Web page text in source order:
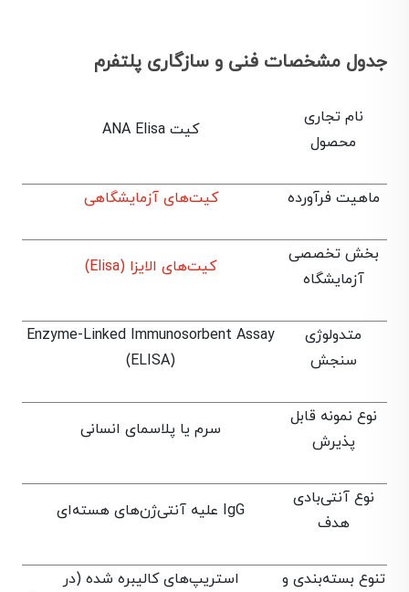
جدول مشخصات فنی و سازگاری پلتفرم
نام تجاری
محصول
کیت ANA Elisa
ماهیت فرآورده کیت‌های آزمایشگاهی
بخش تخصصی
آزمایشگاه
کیت‌های الایزا (Elisa)
متدولوژی
سنجش
Enzyme-Linked Immunosorbent Assay
(ELISA)
نوع نمونه قابل
پذیرش
سرم یا پلاسمای انسانی
نوع آنتی‌بادی
هدف
IgG علیه آنتی‌ژن‌های هسته‌ای
تنوع بسته‌بندی و
استریپ‌های کالیبره شده (در